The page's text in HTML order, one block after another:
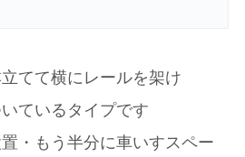
てて横にレールを架け
ているタイプです
・もう半分に車いすスペー